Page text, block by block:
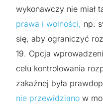
wykonawczy nie miał
prawa i wolności, np.
się, aby ograniczyć
19. Opcja
celu kontrolowania
zakaźnej była
nie przewidziano w